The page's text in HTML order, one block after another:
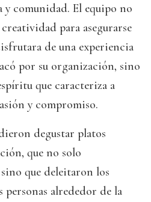
y comunidad. El equipo no
para asegurarse
de una experiencia
por su organización, sino
que caracteriza a
y compromiso.
degustar platos
que no solo
que deleitaron los
personas alrededor de la